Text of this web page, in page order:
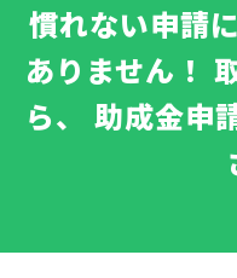
慣れない申請
ありません！
ら、
助成金申